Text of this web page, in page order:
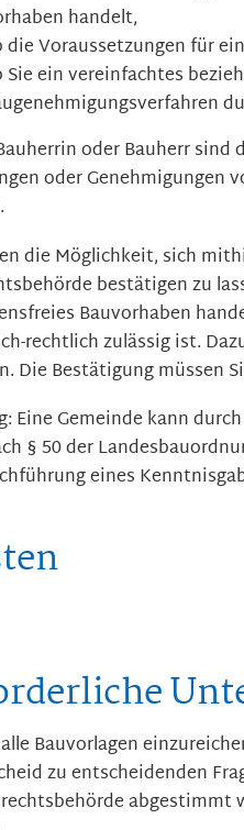
handelt,
die Voraussetzungen für
Sie ein vereinfachtes
oder Bauherr
oder Genehmigungen
die Möglichkeit, sich
bestätigen zu
Bauvorhaben
rechtlich zulässig ist.
Die Bestätigung müssen
Eine Gemeinde kann
§ 50 der
eines
Bauvorlagen
zu entscheidenden
abgestimmt